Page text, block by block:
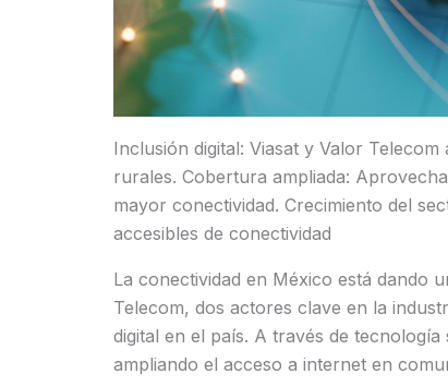
Inclusión digital: Viasat y Valor
rurales. Cobertura ampliada:
mayor conectividad. Crecimiento del
accesibles de conectividad
La conectividad en México está dando
Telecom, dos actores clave en la
digital en el país. A través de
ampliando el acceso a internet en